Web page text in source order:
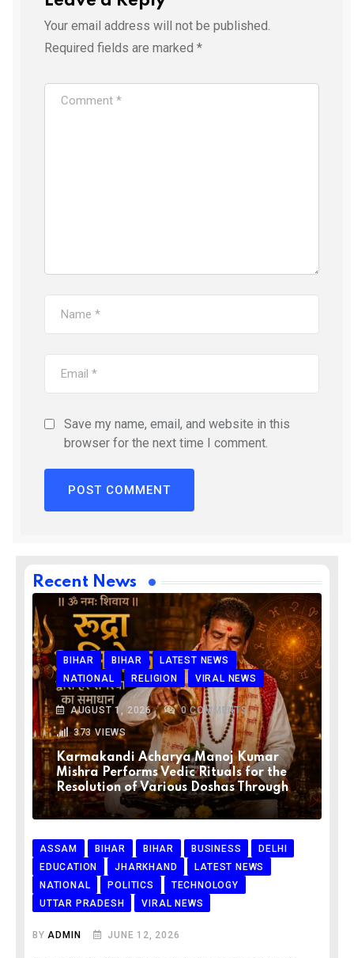
Your email address will not be published.
Required fields are marked *
Save my name, email, and website in this
browser for the next time I comment.
Recent News
BIHAR BIHAR
LATEST NEWS
NATIONAL
RELIGION VIRAL NEWS
AUGUST 1, 2026 0COMMENTS
373VIEWS
Karmakandi Acharya Manoj Kumar
Mishra Performs Vedic Rituals for the
Resolution of Various Doshas Through
ASSAM BIHAR BIHAR BUSINESS
DELHI
EDUCATION
JHARKHAND
LATEST NEWS
NATIONAL
POLITICS
TECHNOLOGY
UTTAR PRADESH
VIRAL NEWS
BYADMIN JUNE 12, 2026